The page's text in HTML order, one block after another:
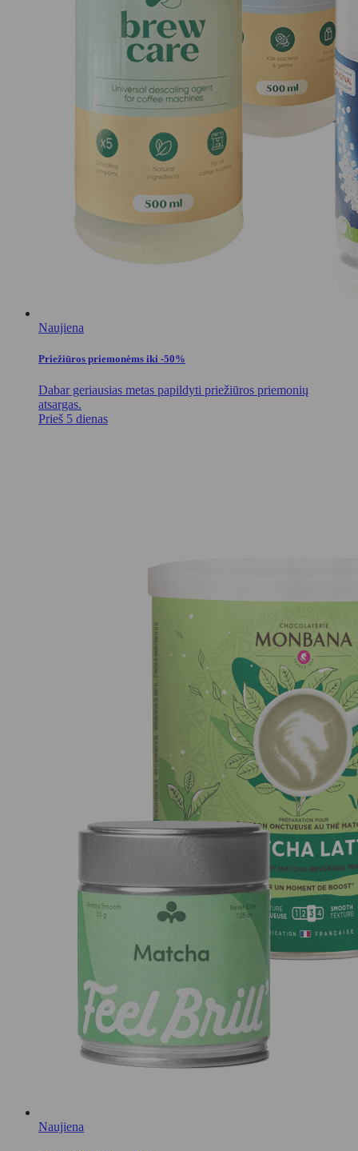
Naujiena
Priežiūros priemonėms iki -50%
Dabar geriausias metas papildyti priežiūros priemonių
atsargas.
Prieš 5 dienas
Naujiena